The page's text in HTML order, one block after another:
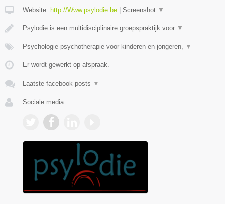
Website: http://Www.psylodie.be Screenshot ▼
Psylodie is een multidisciplinaire groepspraktijk voor ▼
Psychologie-psychotherapie voor kinderen en jongeren, ▼
Er wordt gewerkt op afspraak.
Laatste facebook posts ▼
Sociale media: